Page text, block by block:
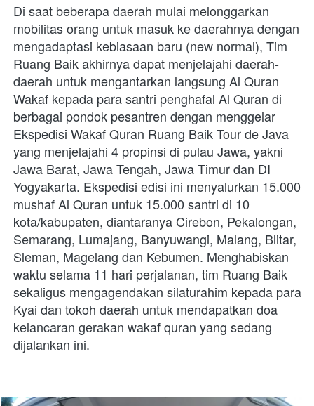
Di saat beberapa daerah mulai melonggarkan
mobilitas orang untuk masuk ke daerahnya dengan
mengadaptasi kebiasaan baru (new normal), Tim
Ruang Baik akhirnya dapat menjelajahi daerah-
daerah untuk mengantarkan langsung Al Quran
Wakaf kepada para santri penghafal Al Quran di
berbagai pondok pesantren dengan menggelar
Ekspedisi Wakaf Quran Ruang Baik Tour de Java
yang menjelajahi 4 propinsi di pulau Jawa, yakni
Jawa Barat, Jawa Tengah, Jawa Timur dan DI
Yogyakarta. Ekspedisi edisi ini menyalurkan 15.000
mushaf Al Quran untuk 15.000 santri di 10
kota/kabupaten, diantaranya Cirebon, Pekalongan,
Semarang, Lumajang, Banyuwangi, Malang, Blitar,
Sleman, Magelang dan Kebumen. Menghabiskan
waktu selama 11 hari perjalanan, tim Ruang Baik
sekaligus mengagendakan silaturahim kepada para
Kyai dan tokoh daerah untuk mendapatkan doa
kelancaran gerakan wakaf quran yang sedang
dijalankan ini.